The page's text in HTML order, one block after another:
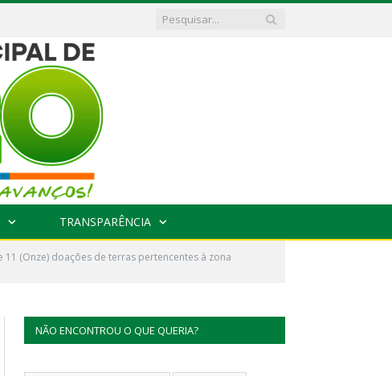
TRANSPARÊNCIA
11 (Onze) doações de terras pertencentes à zona
NÃO ENCONTROU O QUE QUERIA?